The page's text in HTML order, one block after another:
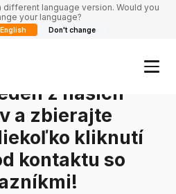
different language version. Would you
your language?
Don't change
z našich
a zbierajte
kliknutí
kontaktu so